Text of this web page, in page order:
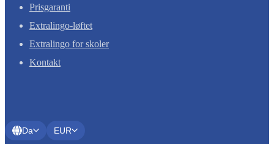
Prisgaranti
Extralingo-løftet
Extralingo for skoler
Kontakt
Da EUR